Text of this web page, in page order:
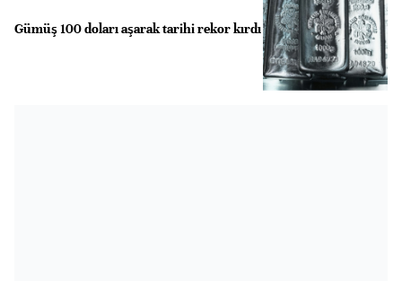
Gümüş 100 doları aşarak tarihi rekor kırdı